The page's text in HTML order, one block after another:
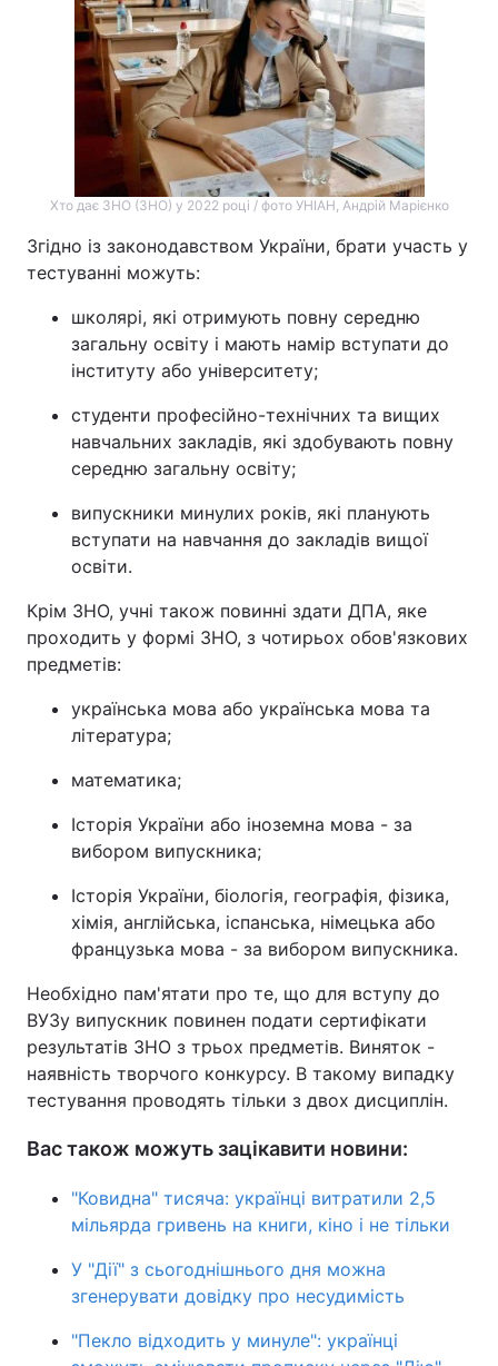
Хто дає ЗНО (ЗНО) у 2022 році / фото УНІАН, Андрій Марієнко
Згідно із законодавством України, брати участь у
тестуванні можуть:
школярі, які отримують повну середню
загальну освіту і мають намір вступати до
інституту або університету;
студенти професійно-технічних та вищих
навчальних закладів, які здобувають повну
середню загальну освіту;
випускники минулих років, які планують
вступати на навчання до закладів вищої
освіти.
Крім ЗНО, учні також повинні здати ДПА, яке
проходить у формі ЗНО, з чотирьох обов'язкових
предметів:
українська мова або українська мова та
література;
математика;
Історія України або іноземна мова - за
вибором випускника;
Історія України, біологія, географія, фізика,
хімія, англійська, іспанська, німецька або
французька мова - за вибором випускника.
Необхідно пам'ятати про те, що для вступу до
ВУЗу випускник повинен подати сертифікати
результатів ЗНО з трьох предметів. Виняток -
наявність творчого конкурсу. В такому випадку
тестування проводять тільки з двох дисциплін.
Вас також можуть зацікавити новини:
"Ковидна" тисяча: українці витратили 2,5
мільярда гривень на книги, кіно і не тільки
У "Дії" з сьогоднішнього дня можна
згенерувати довідку про несудимість
"Пекло відходить у минуле": українці